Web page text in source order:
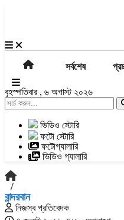
সর্বশেষ
বৃহস্পতিবার , ৬ অগাস্ট ২০২৬
ভিডিও স্টোরি
ফটো স্টোরি
ফটোগ্যালারি
ভিডিও গ্যালারি
/
বান্দরবান
নিজস্ব প্রতিবেদক